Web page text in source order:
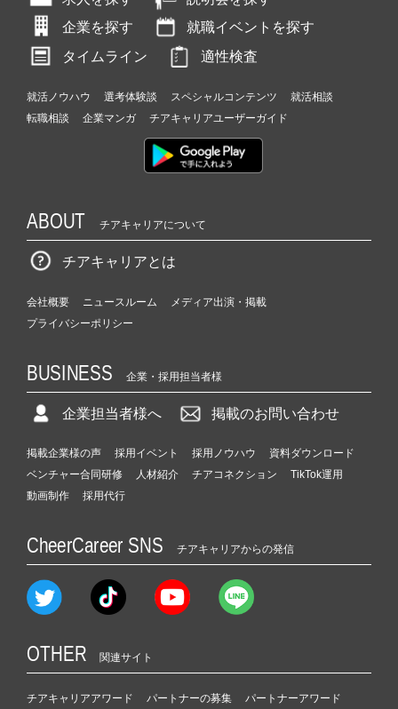
企業を探す
就職イベントを探す
タイムライン
適性検査
就活ノウハウ 選考体験談 スペシャルコンテンツ
就活相談
転職相談
企業マンガ チアキャリアユーザーガイド
ABOUT チアキャリアについて
チアキャリアとは
会社概要 ニュースルーム
メディア出演・掲載
プライバシーポリシー
BUSINESS 企業・採用担当者様
企業担当者様へ 掲載のお問い合わせ
掲載企業様の声 採用イベント 採用ノウハウ
資料ダウンロード
ベンチャー合同研修
人材紹介 チアコネクション
TikTok運用
動画制作
採用代行
CheerCareer SNS チアキャリアからの発信
OTHER 関連サイト
チアキャリアアワード パートナーの募集 パートナーアワード